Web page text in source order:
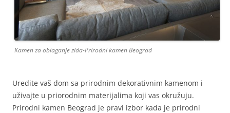
Kamen za oblaganje zida-Prirodni kamen Beograd
Uredite vaš dom sa prirodnim dekorativnim kamenom i
uživajte u priorodnim materijalima koji vas okružuju.
Prirodni kamen Beograd je pravi izbor kada je prirodni